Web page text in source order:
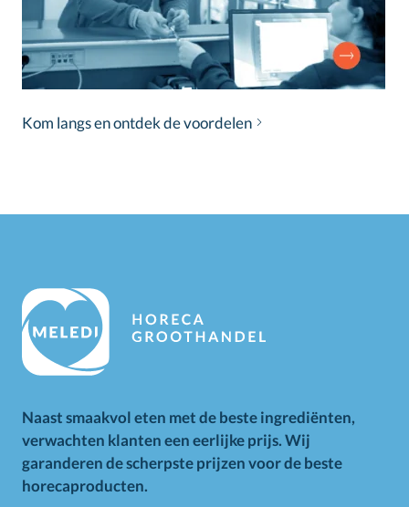
Kom langs en ontdek de voordelen
Naast smaakvol eten met de beste ingrediënten,
verwachten klanten een eerlijke prijs. Wij
garanderen de scherpste prijzen voor de beste
horecaproducten.